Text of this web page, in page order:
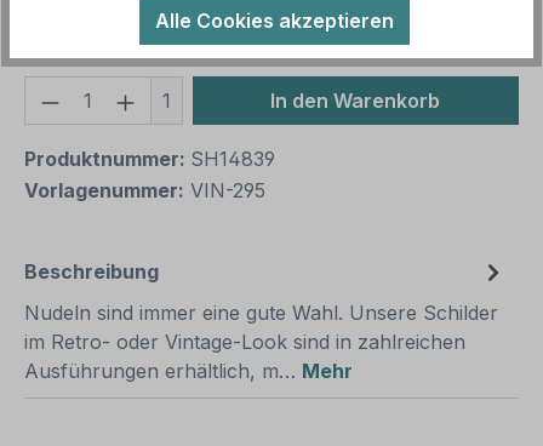
abweichende Endpreise möglich.
Produkt Anzahl: Gib den
1 In den Warenkorb
Produktnummer: SH14839
Vorlagenummer: VIN-295
Beschreibung
Nudeln sind immer eine gute Wahl. Unsere Schilder
im Retro- oder Vintage-Look sind in zahlreichen
Ausführungen erhältlich, m… Mehr
Alle Cookies akzeptieren